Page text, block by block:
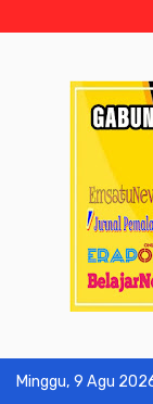
Minggu, 9 Agu